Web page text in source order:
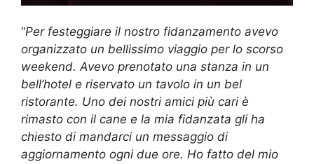
“Per festeggiare il nostro fidanzamento avevo
organizzato un bellissimo viaggio per lo scorso
weekend. Avevo prenotato una stanza in un
bell’hotel e riservato un tavolo in un bel
ristorante. Uno dei nostri amici più cari è
rimasto con il cane e la mia fidanzata gli ha
chiesto di mandarci un messaggio di
aggiornamento ogni due ore. Ho fatto del mio